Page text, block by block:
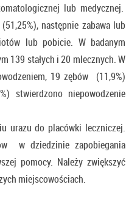
lub medycznej.
następnie zabawa lub
lub pobicie. W badanym
139 stałych i 20 mlecznych. W
19 zębów (11,9%)
stwierdzono niepowodzenie
urazu do placówki leczniczej.
w dziedzinie zapobiegania
pomocy. Należy zwiększyć
miejscowościach.